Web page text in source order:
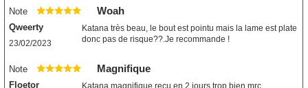
Note Woah
Qweerty
23/02/2023
Katana très beau, le bout est pointu mais la lame est plate
donc pas de risque??.Je recommande !
Note Magnifique
Floetor